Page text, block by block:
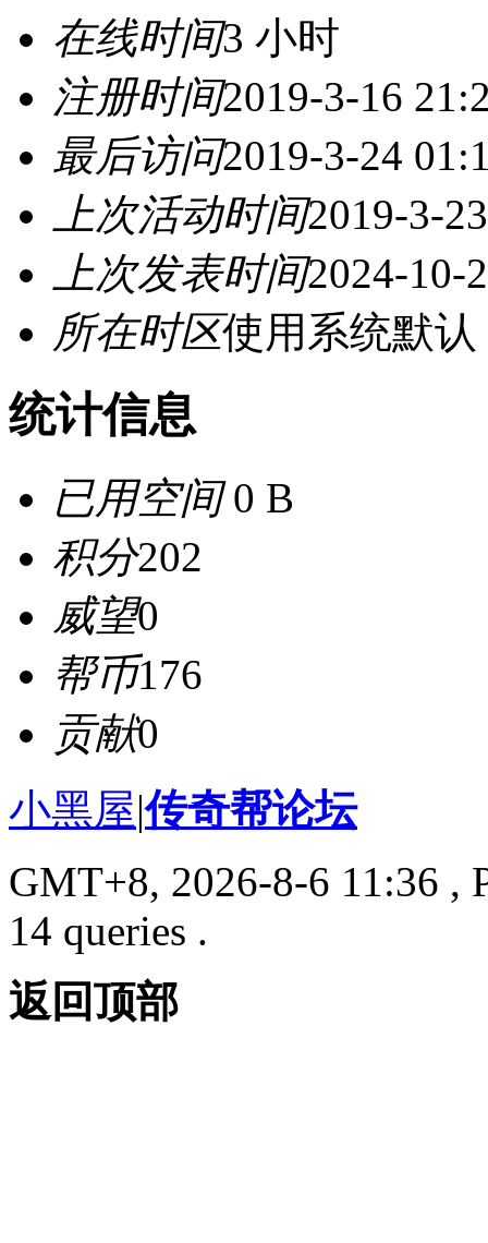
在线时间3 小时
注册时间2019-3-16
最后访问2019-3-24
上次活动时间2019-3-
上次发表时间2024-10-
所在时区使用系统默认
统计信息
已用空间0 B
积分202
威望0
帮币176
贡献0
小黑屋|传奇帮论坛
GMT+8, 2026-8-6 11:36 ,
14 queries .
返回顶部